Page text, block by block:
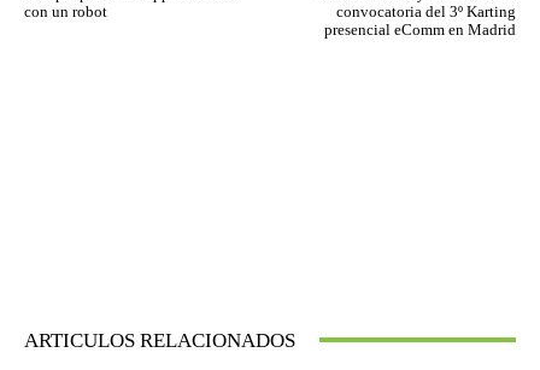
con un robot
convocatoria del 3º Karting
presencial eComm en Madrid
ARTICULOS RELACIONADOS